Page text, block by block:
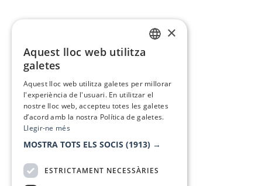
×
Aquest lloc web utilitza
galetes
Aquest lloc web utilitza galetes per millorar
l'experiència de l'usuari. En utilitzar el
nostre lloc web, accepteu totes les galetes
d’acord amb la nostra Política de galetes.
Llegir-ne més
MOSTRA TOTS ELS SOCIS (1913) →
ESTRICTAMENT NECESSÀRIES